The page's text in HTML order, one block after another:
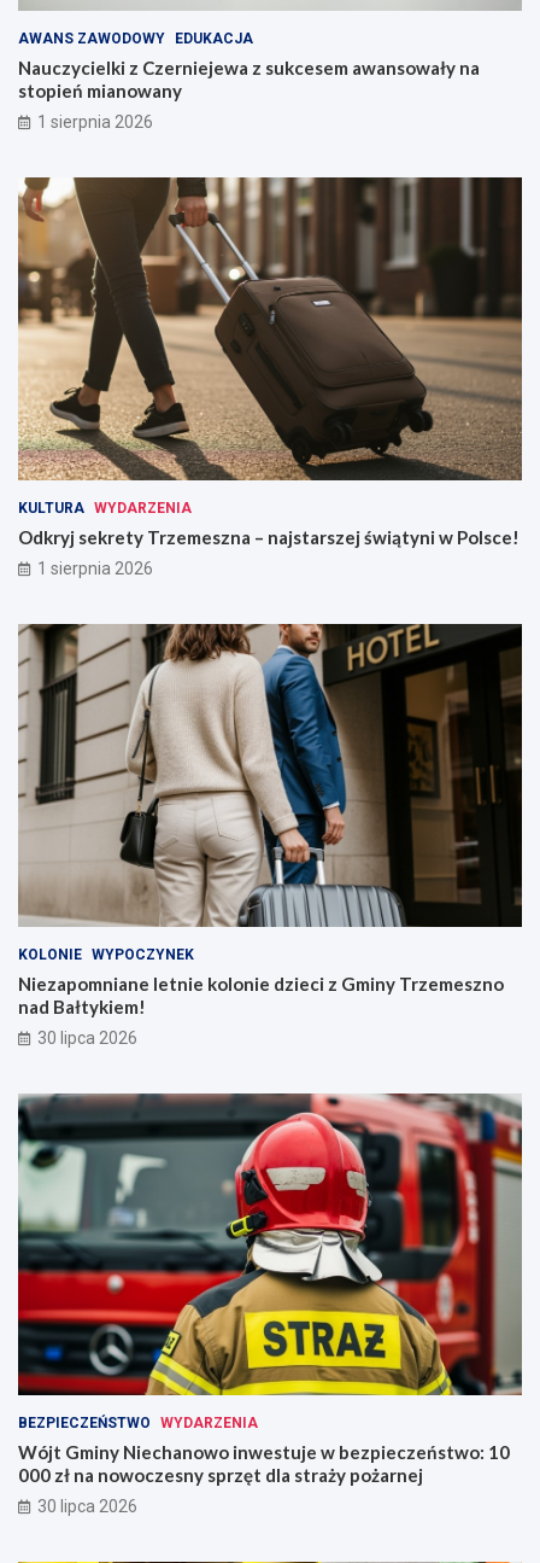
AWANS ZAWODOWY EDUKACJA
Nauczycielki z Czerniejewa z sukcesem awansowały na
stopień mianowany
1 sierpnia 2026
KULTURA WYDARZENIA
Odkryj sekrety Trzemeszna – najstarszej świątyni w Polsce!
1 sierpnia 2026
KOLONIE WYPOCZYNEK
Niezapomniane letnie kolonie dzieci z Gminy Trzemeszno
nad Bałtykiem!
30 lipca 2026
BEZPIECZEŃSTWO WYDARZENIA
Wójt Gminy Niechanowo inwestuje w bezpieczeństwo: 10
000 zł na nowoczesny sprzęt dla straży pożarnej
30 lipca 2026